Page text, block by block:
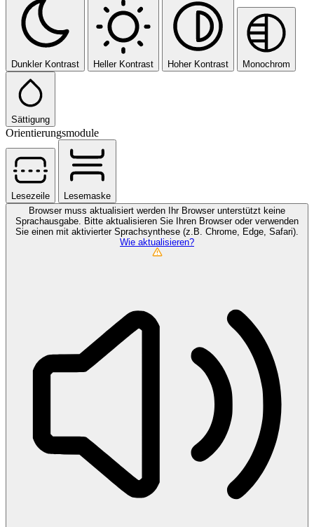
Dunkler Kontrast Heller Kontrast Hoher Kontrast Monochrom
Sättigung
Orientierungsmodule
Lesezeile
Lesemaske
Browser muss aktualisiert werden
Ihr Browser unterstützt keine
Sprachausgabe. Bitte aktualisieren Sie Ihren Browser oder verwenden
Sie einen mit aktivierter Sprachsynthese (z.B. Chrome, Edge, Safari).
Wie aktualisieren?